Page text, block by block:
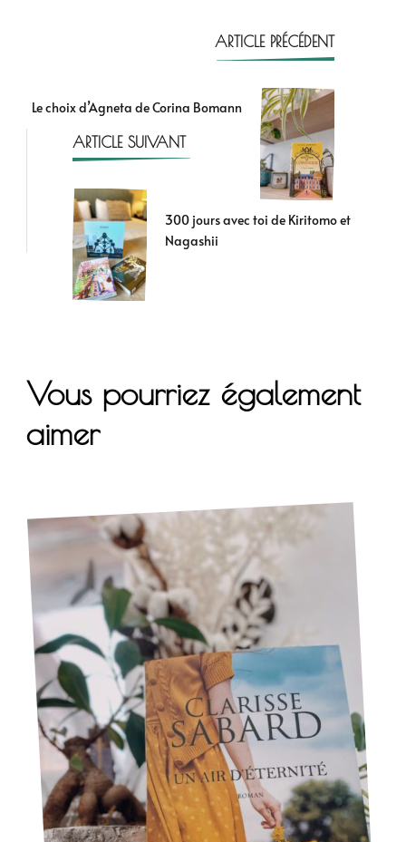
ARTICLE PRÉCÉDENT
Le choix d’Agneta de Corina Bomann
ARTICLE SUIVANT
300 jours avec toi de Kiritomo et
Nagashii
Vous pourriez également
aimer